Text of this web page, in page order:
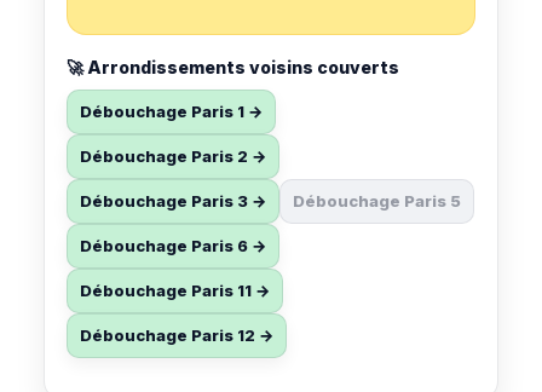
🚀 Arrondissements voisins couverts
Débouchage Paris 1 →
Débouchage Paris 2 →
Débouchage Paris 3 → Débouchage Paris 5
Débouchage Paris 6 →
Débouchage Paris 11 →
Débouchage Paris 12 →